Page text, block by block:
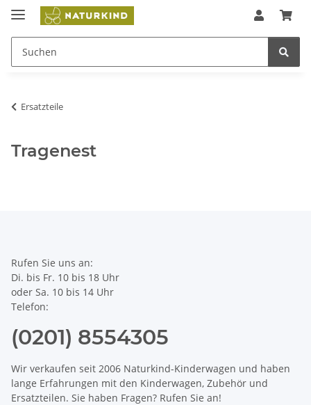
Ersatzteile
Tragenest
Rufen Sie uns an:
Di. bis Fr. 10 bis 18 Uhr
oder Sa. 10 bis 14 Uhr
Telefon:
(0201) 8554305
Wir verkaufen seit 2006 Naturkind-Kinderwagen und haben
lange Erfahrungen mit den Kinderwagen, Zubehör und
Ersatzteilen. Sie haben Fragen? Rufen Sie an!